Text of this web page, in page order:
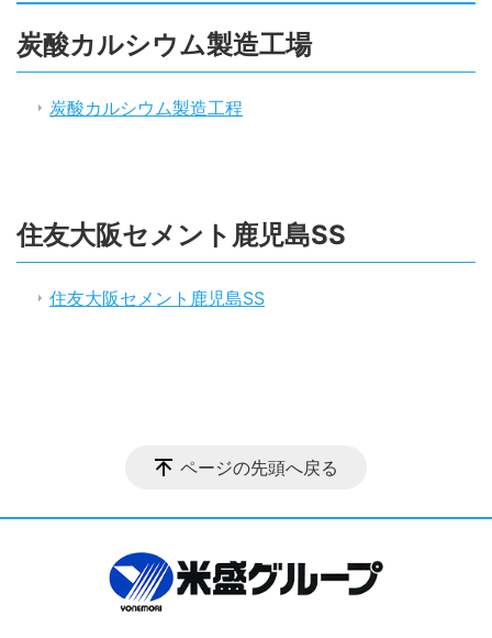
炭酸カルシウム製造工場
炭酸カルシウム製造工程
住友大阪セメント鹿児島SS
住友大阪セメント鹿児島SS
ページの先頭へ戻る